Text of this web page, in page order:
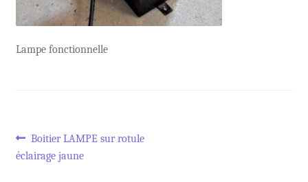
Lampe fonctionnelle
Navigation
Article
précédent :
Boitier LAMPE sur rotule
éclairage jaune